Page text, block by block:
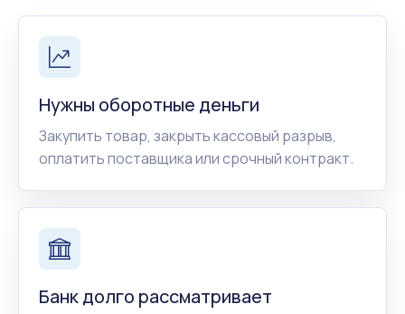
Нужны оборотные деньги
Закупить товар, закрыть кассовый разрыв,
оплатить поставщика или срочный контракт.
Банк долго рассматривает